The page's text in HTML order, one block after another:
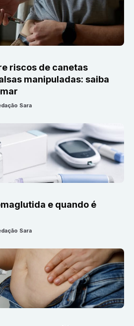
riscos de canetas
manipuladas: saiba
Sara
e quando é
Sara